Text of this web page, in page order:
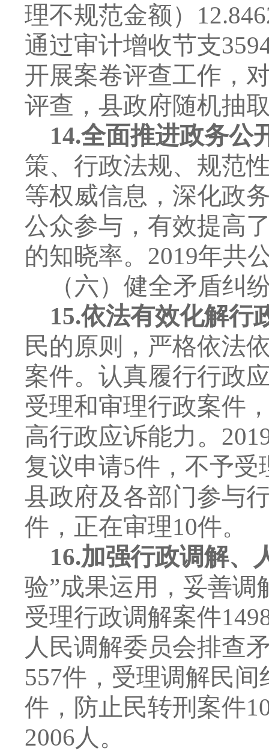
理不规范金额）
通过审计增收节支
开展案卷评查工作，
评查，县政府随机抽
14.全面推进政务公
策、行政法规、规范
等权威信息，深化政
公众参与，有效提高
的知晓率。 2019年共
（六）健全矛盾纠
15.依法有效化解行
民的原则，严格依法
案件。认真履行行政
受理和审理行政案件
高行政应诉能力。
复议申请5件，不予受
县政府及各部门参与
件，正在审理10件。
16.加强行政调解、
验”成果运用，妥善调
受理行政调解案件
人民调解委员会排查
557件，受理调解民间
件，防止民转刑案件
2006人。